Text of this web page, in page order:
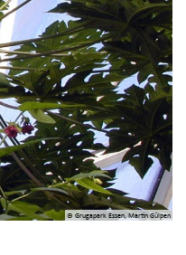
© Grugapark Essen, Martin Gülpen